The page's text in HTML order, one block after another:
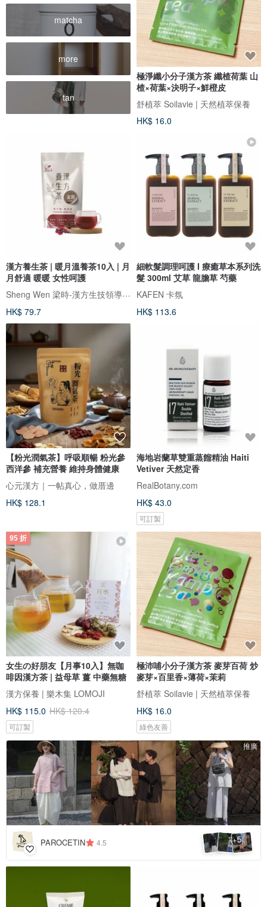
matcha
more
tan
極淨纖小分子漢方茶 纖楂荷葉 山
楂×荷葉×決明子×鮮橙皮
舒植萃 Soilavie | 天然植萃保養
HK$ 16.0
漢方養生茶 | 暖月溫養茶10入 | 月
月舒適 暖暖 女性呵護
Sheng Wen 梁時-漢方生技領導品牌
HK$ 79.7
細軟髮調理呵護 I 療癒草本系列洗
髮 300ml 艾草 龍膽草 芍藥
KAFEN 卡氛
HK$ 113.6
【粉光潤氣茶】呼吸順暢 粉光參
西洋參 補充營養 維持身體健康
心元漢方｜一帖真心，做厝邊
HK$ 128.1
海地岩蘭草雙重蒸餾精油 Haiti
Vetiver 天然定香
RealBotany.com
HK$ 43.0
可訂製
95 折
女生の好朋友【月事10入】無咖
啡因漢方茶 | 益母草 薑 中藥無糖
漢方保養 | 樂木集 LOMOJI
HK$ 115.0 HK$ 120.4
可訂製
極沛哺小分子漢方茶 麥芽百荷 炒
麥芽×百里香×薄荷×茉莉
舒植萃 Soilavie | 天然植萃保養
HK$ 16.0
綠色友善
推廣
PAROCETIN 4.5 +5